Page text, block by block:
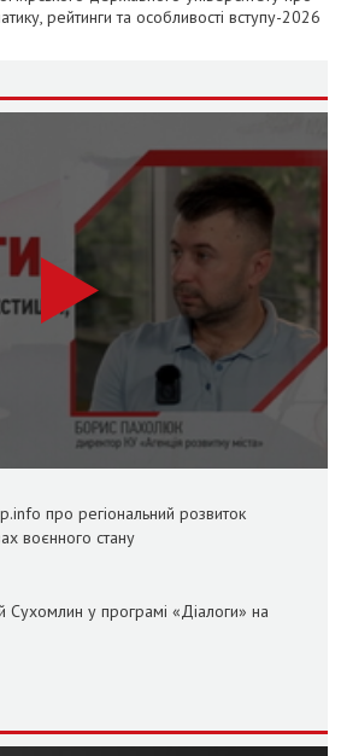
рейтинги та особливості вступу-2026
про регіональний розвиток
воєнного стану
у програмі «Діалоги» на